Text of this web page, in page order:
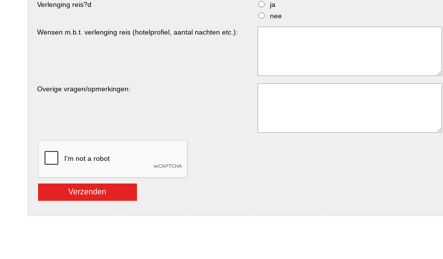
Verlenging reis?d
ja
nee
Wensen m.b.t. verlenging reis (hotelprofiel, aantal nachten etc.):
Overige vragen/opmerkingen: